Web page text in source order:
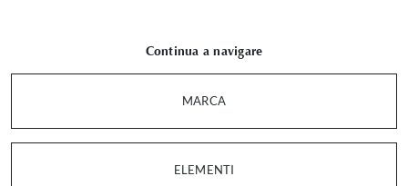
Continua a navigare
MARCA
ELEMENTI